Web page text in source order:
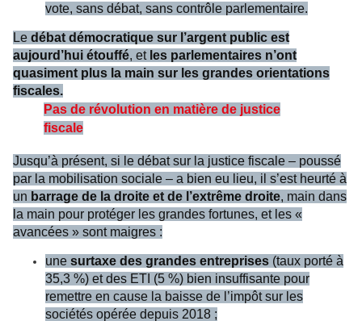
vote, sans débat, sans contrôle parlementaire.
Le débat démocratique sur l’argent public est
aujourd’hui étouffé, et les parlementaires n’ont
quasiment plus la main sur les grandes orientations
fiscales.
Pas de révolution en matière de justice
fiscale
Jusqu’à présent, si le débat sur la justice fiscale – poussé
par la mobilisation sociale – a bien eu lieu, il s’est heurté à
un barrage de la droite et de l’extrême droite, main dans
la main pour protéger les grandes fortunes, et les «
avancées » sont maigres :
une surtaxe des grandes entreprises (taux porté à
35,3 %) et des ETI (5 %) bien insuffisante pour
remettre en cause la baisse de l’impôt sur les
sociétés opérée depuis 2018 ;